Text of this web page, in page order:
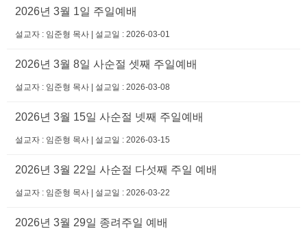
2026년 3월 1일 주일예배
설교자 : 임준형 목사 | 설교일 : 2026-03-01
2026년 3월 8일 사순절 셋째 주일예배
설교자 : 임준형 목사 | 설교일 : 2026-03-08
2026년 3월 15일 사순절 넷째 주일예배
설교자 : 임준형 목사 | 설교일 : 2026-03-15
2026년 3월 22일 사순절 다섯째 주일 예배
설교자 : 임준형 목사 | 설교일 : 2026-03-22
2026년 3월 29일 종려주일 예배